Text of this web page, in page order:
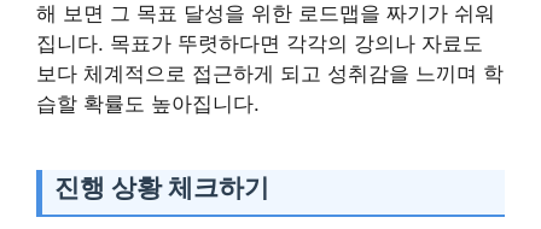
해 보면 그 목표 달성을 위한 로드맵을 짜기가 쉬워
집니다. 목표가 뚜렷하다면 각각의 강의나 자료도
보다 체계적으로 접근하게 되고 성취감을 느끼며 학
습할 확률도 높아집니다.
진행 상황 체크하기